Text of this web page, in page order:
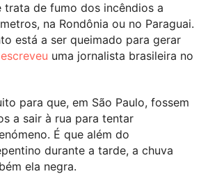
trata de fumo dos incêndios a
na Rondônia ou no Paraguai.
está a ser queimado para gerar
escreveu uma jornalista brasileira no
para que, em São Paulo, fossem
a sair à rua para tentar
É que além do
durante a tarde, a chuva
ela negra.